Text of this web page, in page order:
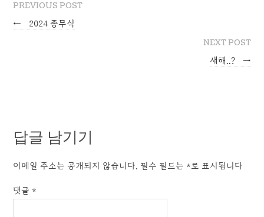
PREVIOUS POST
← 2024 종무식
NEXT POST
새해..? →
답글 남기기
이메일 주소는 공개되지 않습니다. 필수 필드는 *로 표시됩니다
댓글 *